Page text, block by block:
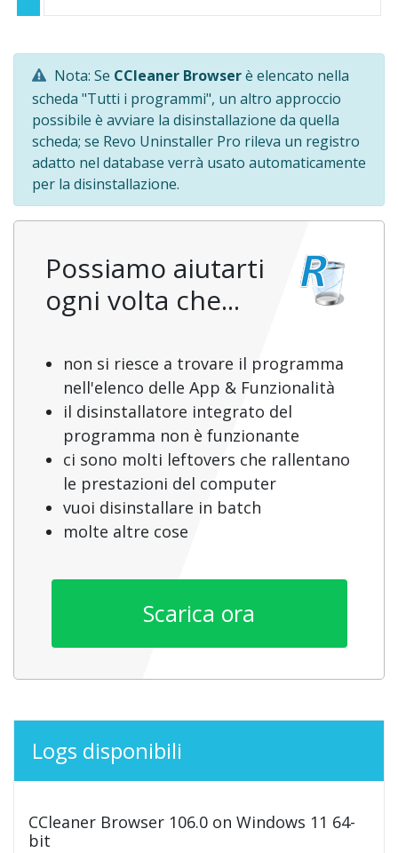
Nota: Se CCleaner Browserè elencato nella
scheda "Tutti i programmi", un altro approccio
possibile è avviare la disinstallazione da quella
scheda; se Revo Uninstaller Pro rileva un registro
adatto nel database verrà usato automaticamente
per la disinstallazione.
Possiamo aiutarti
ogni volta che...
non si riesce a trovare il programma
nell'elenco delle App & Funzionalità
il disinstallatore integrato del
programma non è funzionante
ci sono molti leftovers che rallentano
le prestazioni del computer
vuoi disinstallare in batch
molte altre cose
Scarica ora
Logs disponibili
CCleaner Browser 106.0 on Windows 11 64-
bit